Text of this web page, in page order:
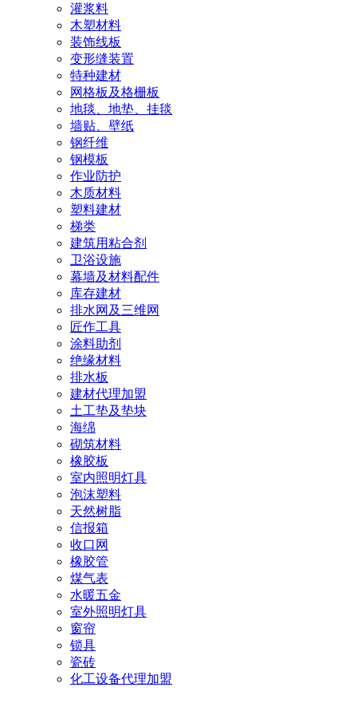
灌浆料
木塑材料
装饰线板
变形缝装置
特种建材
网格板及格栅板
地毯、地垫、挂毯
墙贴、壁纸
钢纤维
钢模板
作业防护
木质材料
塑料建材
梯类
建筑用粘合剂
卫浴设施
幕墙及材料配件
库存建材
排水网及三维网
匠作工具
涂料助剂
绝缘材料
排水板
建材代理加盟
土工垫及垫块
海绵
砌筑材料
橡胶板
室内照明灯具
泡沫塑料
天然树脂
信报箱
收口网
橡胶管
煤气表
水暖五金
室外照明灯具
窗帘
锁具
瓷砖
化工设备代理加盟